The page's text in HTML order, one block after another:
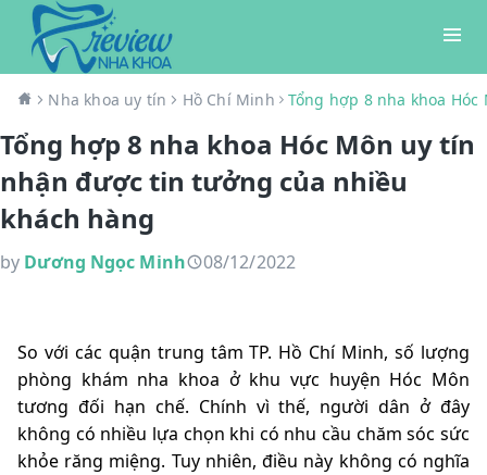
Nha khoa uy tín Hồ Chí Minh Tổng hợp 8 nha khoa
Tổng hợp 8 nha khoa Hóc Môn uy tín
nhận được tin tưởng của nhiều
khách hàng
by Dương Ngọc Minh 08/12/2022
So với các quận trung tâm TP. Hồ Chí Minh, số lượng
phòng khám nha khoa ở khu vực huyện Hóc Môn
tương đối hạn chế. Chính vì thế, người dân ở đây
không có nhiều lựa chọn khi có nhu cầu chăm sóc sức
khỏe răng miệng. Tuy nhiên, điều này không có nghĩa